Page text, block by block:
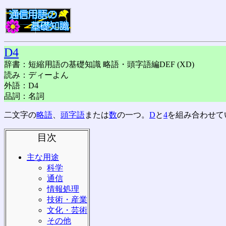
D4
辞書：短縮用語の基礎知識 略語・頭字語編DEF (XD)
読み：ディーよん
外語：D4
品詞：名詞
二文字の略語 頭字語または数の一つ。 Dと4を組み合わせ
目次
主な用途
科学
通信
情報処理
技術・産業
文化・芸術
その他